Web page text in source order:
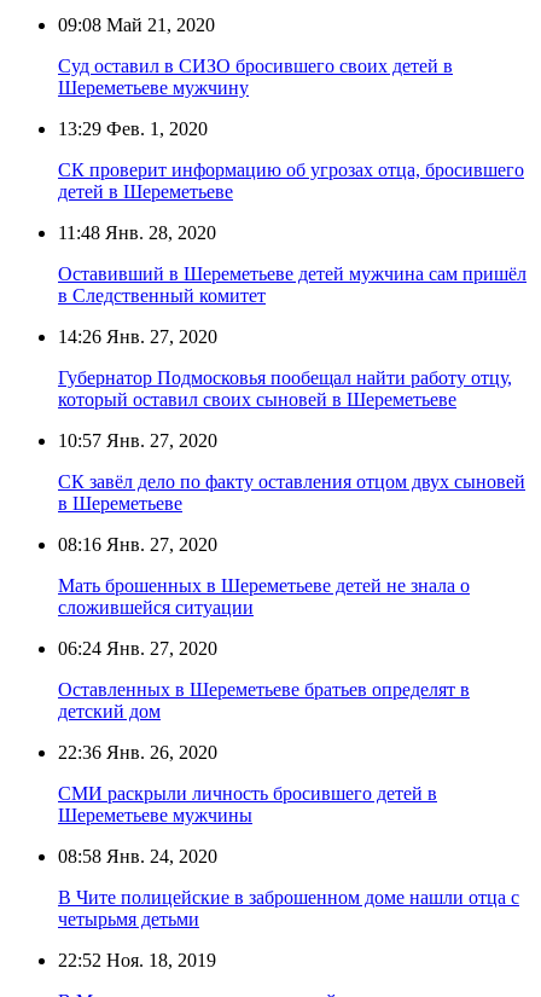
09:08 Май 21, 2020
Суд оставил в СИЗО бросившего своих детей в
Шереметьеве мужчину
13:29 Фев. 1, 2020
СК проверит информацию об угрозах отца, бросившего
детей в Шереметьеве
11:48 Янв. 28, 2020
Оставивший в Шереметьеве детей мужчина сам пришёл
в Следственный комитет
14:26 Янв. 27, 2020
Губернатор Подмосковья пообещал найти работу отцу,
который оставил своих сыновей в Шереметьеве
10:57 Янв. 27, 2020
СК завёл дело по факту оставления отцом двух сыновей
в Шереметьеве
08:16 Янв. 27, 2020
Мать брошенных в Шереметьеве детей не знала о
сложившейся ситуации
06:24 Янв. 27, 2020
Оставленных в Шереметьеве братьев определят в
детский дом
22:36 Янв. 26, 2020
СМИ раскрыли личность бросившего детей в
Шереметьеве мужчины
08:58 Янв. 24, 2020
В Чите полицейские в заброшенном доме нашли отца с
четырьмя детьми
22:52 Ноя. 18, 2019